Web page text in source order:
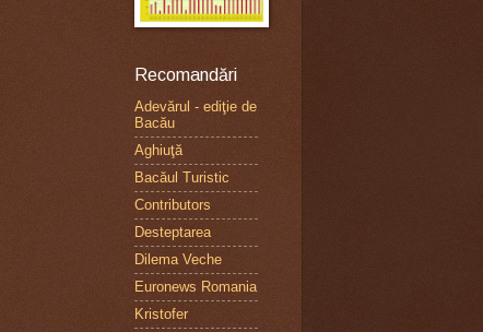
Recomandări
Adevărul - ediţie de
Bacău
Aghiuţă
Bacăul Turistic
Contributors
Desteptarea
Dilema Veche
Euronews Romania
Kristofer